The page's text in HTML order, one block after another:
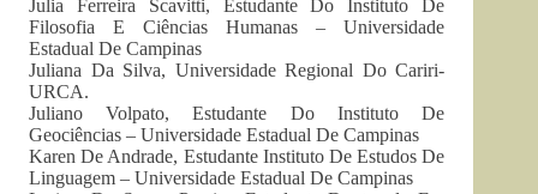
Julia Ferreira Scavitti, Estudante Do Instituto De
Filosofia E Ciências Humanas – Universidade
Estadual De Campinas
Juliana Da Silva, Universidade Regional Do Cariri-
URCA.
Juliano Volpato, Estudante Do Instituto De
Geociências – Universidade Estadual De Campinas
Karen De Andrade, Estudante Instituto De Estudos De
Linguagem – Universidade Estadual De Campinas